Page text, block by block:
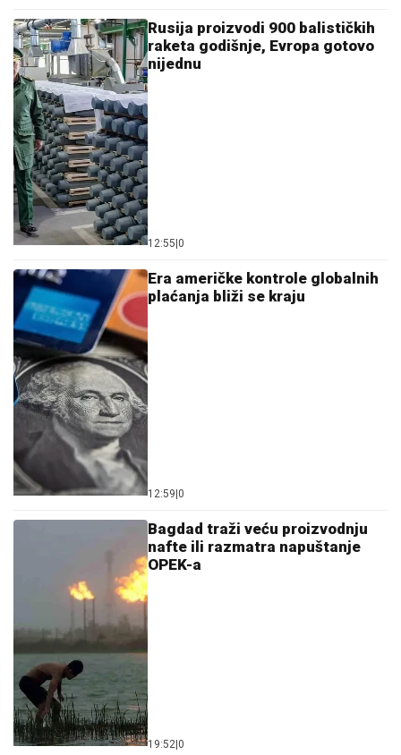
Rusija proizvodi 900 balističkih
raketa godišnje, Evropa gotovo
nijednu
12:55|0
Era američke kontrole globalnih
plaćanja bliži se kraju
12:59|0
Bagdad traži veću proizvodnju
nafte ili razmatra napuštanje
OPEK-a
19:52|0